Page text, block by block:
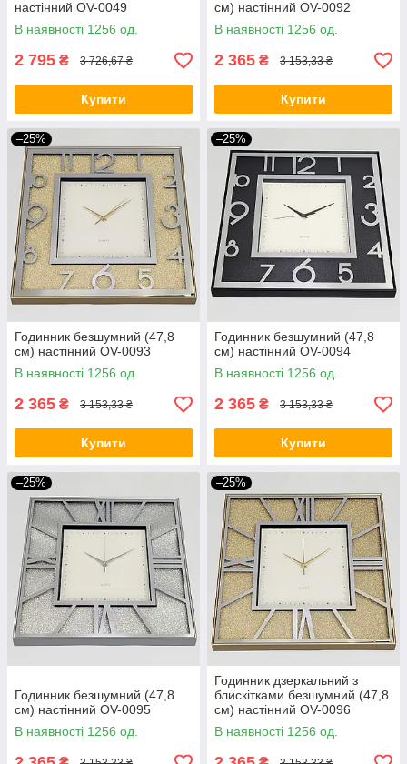
настінний OV-0049
В наявності 1256 од.
2 795 ₴ 3 726,67 ₴
Купити
см) настінний OV-0092
В наявності 1256 од.
2 365 ₴ 3 153,33 ₴
Купити
–25%
Годинник безшумний (47,8
см) настінний OV-0093
В наявності 1256 од.
2 365 ₴ 3 153,33 ₴
Купити
–25%
Годинник безшумний (47,8
см) настінний OV-0094
В наявності 1256 од.
2 365 ₴ 3 153,33 ₴
Купити
–25%
Годинник безшумний (47,8
см) настінний OV-0095
В наявності 1256 од.
–25%
Годинник дзеркальний з
блискітками безшумний (47,8
см) настінний OV-0096
В наявності 1256 од.